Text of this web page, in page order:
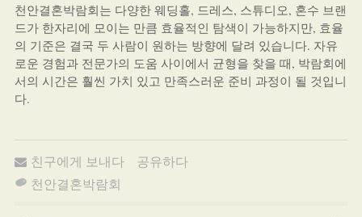
천안결혼박람회는 다양한 웨딩홀, 드레스, 스튜디오, 혼수 브랜
드가 한자리에 모이는 만큼 효율적인 탐색이 가능하지만, 효율
의 기준은 결국 두 사람이 원하는 방향에 달려 있습니다. 자유
로운 경험과 전문가의 도움 사이에서 균형을 찾을 때, 박람회에
서의 시간은 훨씬 가치 있고 만족스러운 준비 과정이 될 것입니
다.
친구에게 보내다
공유하다
천안결혼박람회